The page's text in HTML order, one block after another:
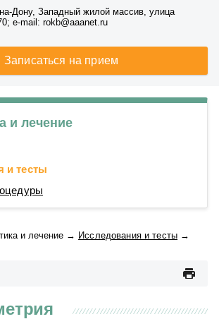
Дону, Западный жилой массив, улица
e-mail: rokb@aaanet.ru
Записаться на прием
и лечение
и тесты
и лечение → Исследования и тесты →